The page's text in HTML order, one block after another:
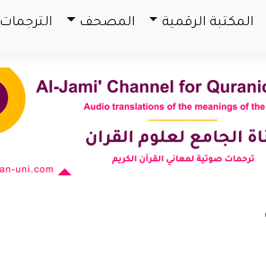
المكتبة الرقمية المصحف الترجمات